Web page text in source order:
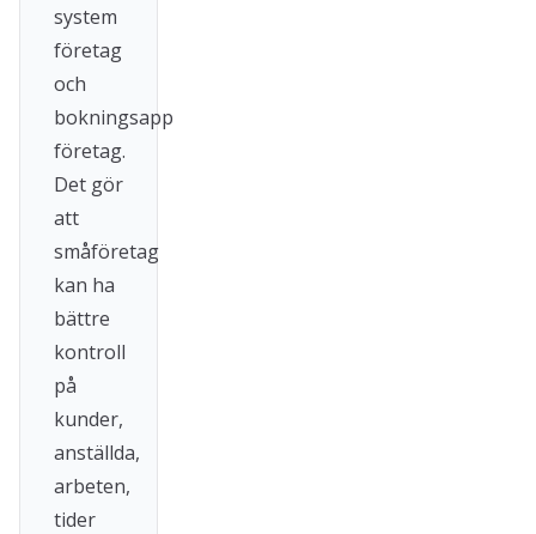
system
företag
och
bokningsapp
företag.
Det gör
att
småföretag
kan ha
bättre
kontroll
på
kunder,
anställda,
arbeten,
tider